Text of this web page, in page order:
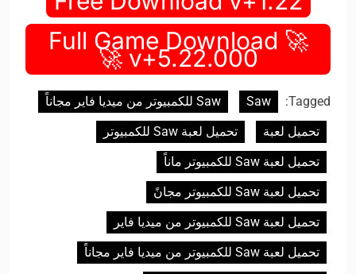
🚀 Full Game Download
v+5.22.000 🚀
Tagged:
Saw
Saw للكمبيوتر من ميديا فاير مجاناً
تحميل لعبة
تحميل لعبة Saw للكمبيوتر
تحميل لعبة Saw للكمبيوتر ماناً
تحميل لعبة Saw للكمبيوتر مجانً
تحميل لعبة Saw للكمبيوتر من ميديا فاير
تحميل لعبة Saw للكمبيوتر من ميديا فاير مجاناً